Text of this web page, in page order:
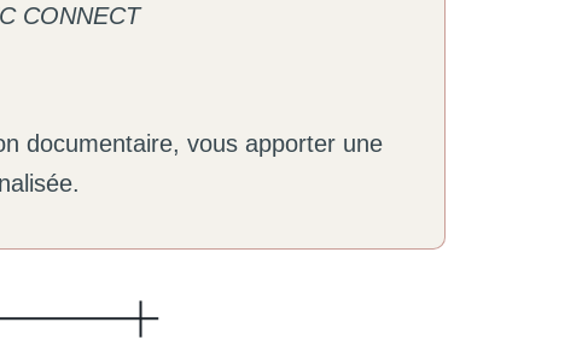
CONNECT
documentaire, vous apporter une